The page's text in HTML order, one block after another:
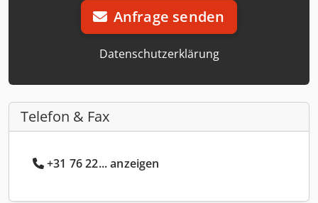
Anfrage senden
Datenschutzerklärung
Telefon & Fax
+31 76 22... anzeigen